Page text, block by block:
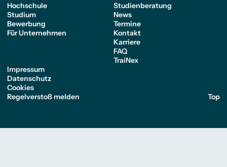
Hochschule
Studium
Bewerbung
Für Unternehmen
Studienberatung
News
Termine
Kontakt
Karriere
FAQ
TraiNex
Impressum
Datenschutz
Cookies
Regelverstoß melden
Top